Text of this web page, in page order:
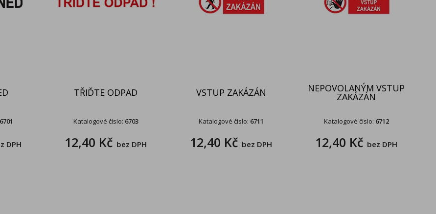
6701
DPH
TŘIĎTE ODPAD
Katalogové číslo: 6703
12,40 Kč bez DPH
VSTUP ZAKÁZÁN
Katalogové číslo: 6711
12,40 Kč bez DPH
NEPOVOLANÝM VSTUP
ZAKÁZÁN
Katalogové číslo: 6712
12,40 Kč bez DPH